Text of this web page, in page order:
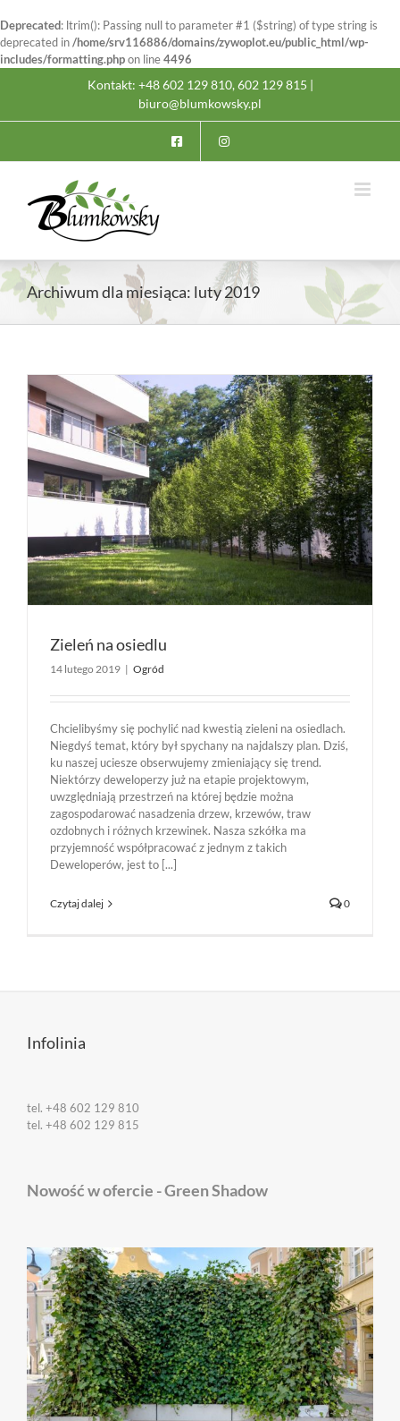
Deprecated: ltrim(): Passing null to parameter #1 ($string) of type string is
deprecated in/home/srv116886/domains/zywoplot.eu/public_html/wp-
includes/formatting.phpon line4496
Kontakt: +48 602 129 810, 602 129 815 |
biuro@blumkowsky.pl
Archiwum dla miesiąca: luty 2019
Zieleń na osiedlu
14 lutego 2019 | Ogród
Chcielibyśmy się pochylić nad kwestią zieleni na osiedlach.
Niegdyś temat, który był spychany na najdalszy plan. Dziś,
ku naszej uciesze obserwujemy zmieniający się trend.
Niektórzy deweloperzy już na etapie projektowym,
uwzględniają przestrzeń na której będzie można
zagospodarować nasadzenia drzew, krzewów, traw
ozdobnych i różnych krzewinek. Nasza szkółka ma
przyjemność współpracować z jednym z takich
Deweloperów, jest to [...]
Czytaj dalej 0
Infolinia
tel. +48 602 129 810
tel. +48 602 129 815
Nowość w ofercie - Green Shadow